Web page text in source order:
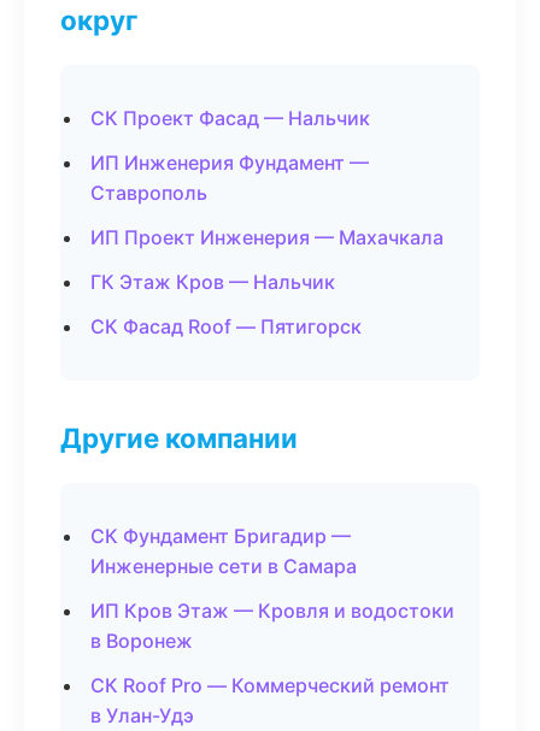
округ
СК Проект Фасад — Нальчик
ИП Инженерия Фундамент —
Ставрополь
ИП Проект Инженерия — Махачкала
ГК Этаж Кров — Нальчик
СК Фасад Roof — Пятигорск
Другие компании
СК Фундамент Бригадир —
Инженерные сети в Самара
ИП Кров Этаж — Кровля и водостоки
в Воронеж
СК Roof Pro — Коммерческий ремонт
в Улан-Удэ